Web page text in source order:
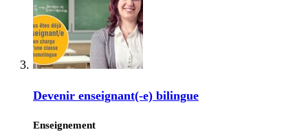
Devenir enseignant(-e) bilingue
Enseignement